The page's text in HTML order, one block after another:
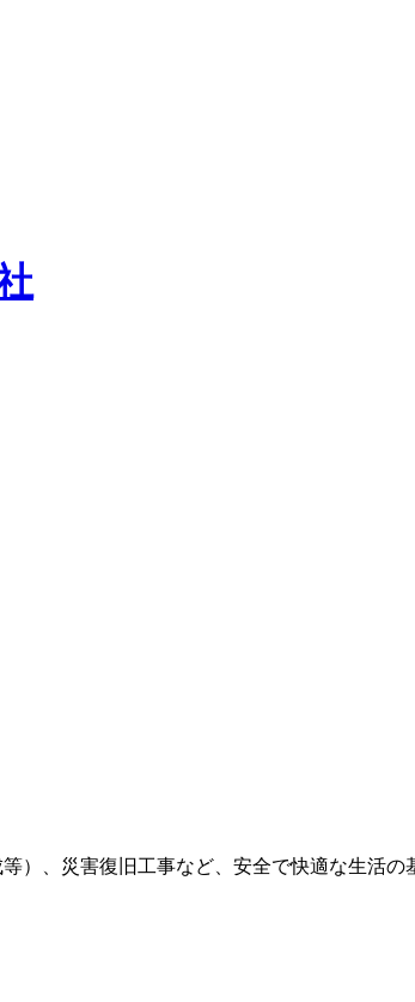
）、災害復旧工事など、安全で快適な生活の